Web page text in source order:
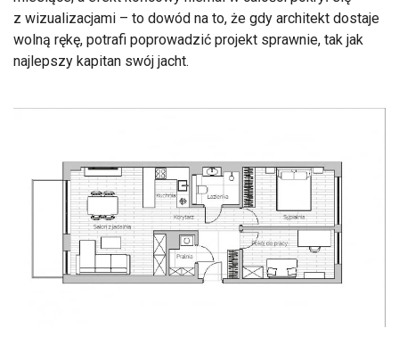
z wizualizacjami – to dowód na to, że gdy architekt dostaje
wolną rękę, potrafi poprowadzić projekt sprawnie, tak jak
najlepszy kapitan swój jacht.